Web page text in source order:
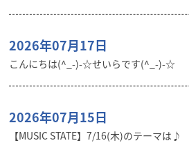
2026年07月17日
こんにちは(^_-)-☆せいらです(^_-)-☆
2026年07月15日
【MUSIC STATE】7/16(木)のテーマは♪